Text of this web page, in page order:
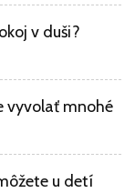
v duši?
vyvolať mnohé
u detí